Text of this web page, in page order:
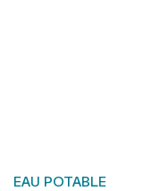
EAU POTABLE